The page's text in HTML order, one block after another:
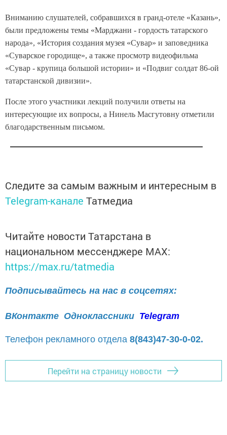
Вниманию слушателей, собравшихся в гранд-отеле «Казань»,
были предложены темы «Марджани - гордость татарского
народа», «История создания музея «Сувар» и заповедника
«Суварское городище», а также просмотр видеофильма
«Сувар - крупица большой истории» и «Подвиг солдат 86-ой
татарстанской дивизии».
После этого участники лекций получили ответы на
интересующие их вопросы, а Нинель Масгутовну отметили
благодарственным письмом.
Следите за самым важным и интересным в
Telegram-канале Татмедиа
Читайте новости Татарстана в
национальном мессенджере MАХ:
https://max.ru/tatmedia
Подписывайтесь на нас в соцсетях:
ВКонтакте Одноклассники Telegram
Телефон рекламного отдела 8(843)47-30-0-02.
Перейти на страницу новости